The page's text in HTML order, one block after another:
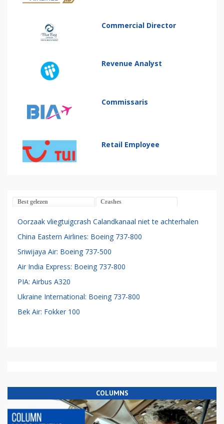
Commercial Director
Revenue Analyst
Commissaris
Retail Employee
Best gelezen Crashes
Oorzaak vliegtuigcrash Calandkanaal niet te achterhalen
China Eastern Airlines: Boeing 737-800
Sriwijaya Air: Boeing 737-500
Air India Express: Boeing 737-800
PIA: Airbus A320
Ukraine International: Boeing 737-800
Bek Air: Fokker 100
COLUMNS